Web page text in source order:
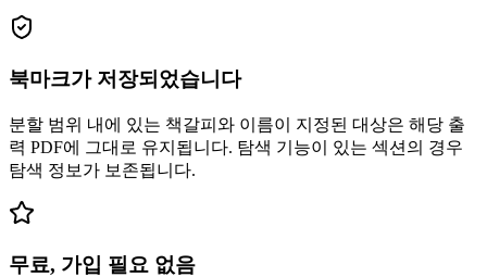
북마크가 저장되었습니다
분할 범위 내에 있는 책갈피와 이름이 지정된 대상은 해당 출
력 PDF에 그대로 유지됩니다. 탐색 기능이 있는 섹션의 경우
탐색 정보가 보존됩니다.
무료, 가입 필요 없음